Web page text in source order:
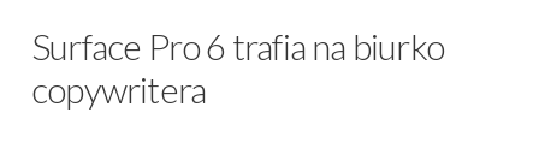
Surface Pro 6 trafia na biurko
copywritera